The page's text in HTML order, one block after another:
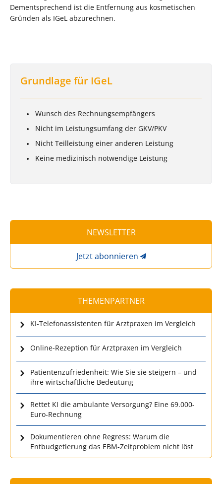
Dementsprechend ist die Entfernung aus kosmetischen
Gründen als IGeL abzurechnen.
Grundlage für IGeL
Wunsch des Rechnungsempfängers
Nicht im Leistungsumfang der GKV/PKV
Nicht Teilleistung einer anderen Leistung
Keine medizinisch notwendige Leistung
NEWSLETTER
Jetzt abonnieren
THEMENPARTNER
KI-Telefonassistenten für Arztpraxen im Vergleich
Online-Rezeption für Arztpraxen im Vergleich
Patientenzufriedenheit: Wie Sie sie steigern – und
ihre wirtschaftliche Bedeutung
Rettet KI die ambulante Versorgung? Eine 69.000-
Euro-Rechnung
Dokumentieren ohne Regress: Warum die
Entbudgetierung das EBM-Zeitproblem nicht löst